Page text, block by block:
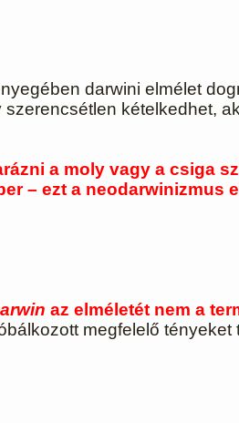
darwini elmélet
kételkedhet,
a moly vagy a csiga
– ezt a neodarwinizmus
az elméletét nem a
megfelelő tényeket